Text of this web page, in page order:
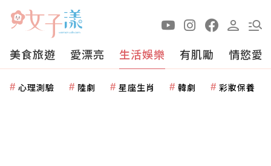
美食旅遊 愛漂亮 生活娛樂 有肌勵 情慾愛
心理測驗 陸劇 星座生肖 韓劇 彩妝保養